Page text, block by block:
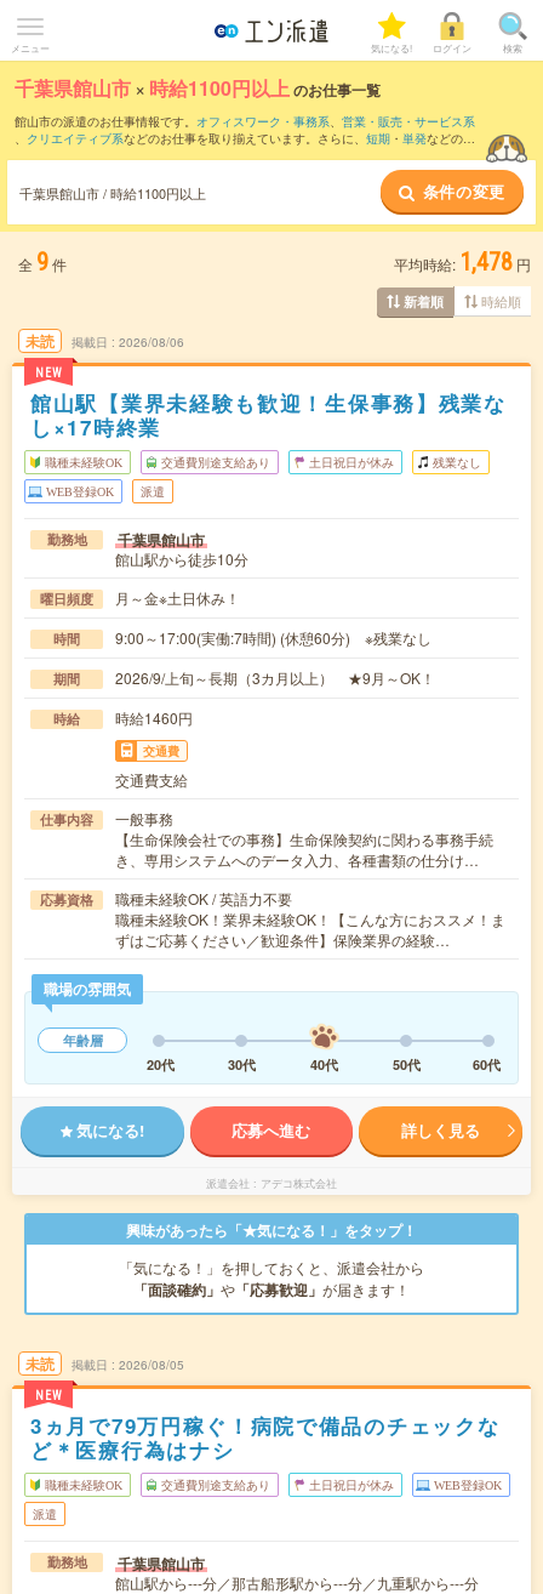
メニュー 気になる! ログイン 検索
千葉県館山市 × 時給1100円以上のお仕事一覧
館山市の派遣のお仕事情報です。 オフィスワーク・事務系、 営業・販売・サービス系
、 クリエイティブ系などのお仕事を取り揃えています。さらに、 短期 ・ 単発などの期
時給1150円以上 ・1800円以上の求人はこちら
当サイトでは法令を遵守し、最低賃金以上の求人のみを掲載しています。
千葉県館山市 / 時給1100円以上 条件の変更
全 9件 平均時給: 1,478 円
新着順 時給順
未読
NEW
掲載日 2026/08/06
館山駅【業界未経験も歓迎！生保事務】残業な
し×17時終業
職種未経験OK 交通費別途支給あり 土日祝日が休み 残業なし
WEB登録OK 派遣
勤務地 千葉県館山市
館山駅から徒歩10分
曜日頻度 月～金※土日休み！
時間 9:00～17:00(実働:7時間) (休憩60分) ※残業なし
期間 2026/9/上旬～長期（3カ月以上） ★9月～OK！
時給 時給1460円
交通費
交通費支給
仕事内容
一般事務
【生命保険会社での事務】生命保険契約に関わる事務手続
き、専用システムへのデータ入力、各種書類の仕分け…
応募資格
職種未経験OK / 英語力不要
職種未経験OK！業界未経験OK！【こんな方におススメ！ま
ずはご応募ください／歓迎条件】保険業界の経験…
職場の雰囲気
年齢層
20代
30代 40代 50代 60代
気になる! 応募へ進む 詳しく見る
派遣会社 アデコ株式会社
興味があったら「★気になる！」をタップ！
「気になる！」を押しておくと、派遣会社から
「面談確約」 や 「応募歓迎」 が届きます！
未読
NEW
掲載日 2026/08/05
3ヵ月で79万円稼ぐ！病院で備品のチェックな
ど＊医療行為はナシ
職種未経験OK 交通費別途支給あり 土日祝日が休み WEB登録OK
派遣
勤務地 千葉県館山市
館山駅から---分／那古船形駅から---分／九重駅から---分